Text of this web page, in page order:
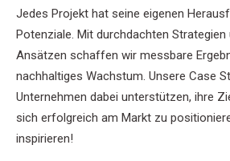
Jedes Projekt hat seine eigenen
Potenziale. Mit durchdachten Strategien
Ansätzen schaffen wir messbare
nachhaltiges Wachstum. Unsere Case
Unternehmen dabei unterstützen, ihre
sich erfolgreich am Markt zu
inspirieren!